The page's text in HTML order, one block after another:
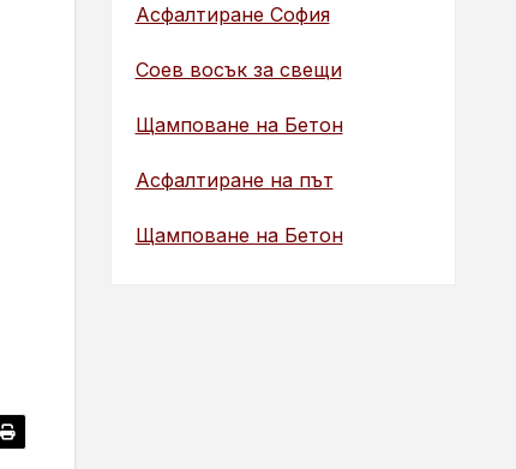
Асфалтиране София
Соев восък за свещи
Щамповане на Бетон
Асфалтиране на път
Щамповане на Бетон